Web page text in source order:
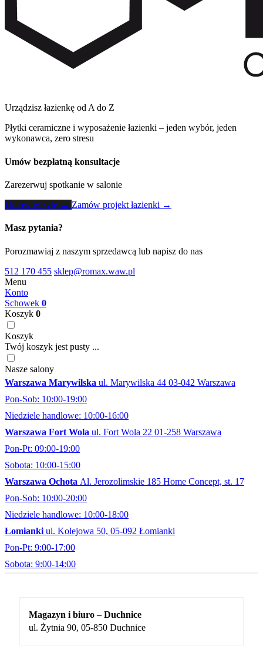
Urządzisz łazienkę od A do Z
Płytki ceramiczne i wyposażenie łazienki – jeden wybór, jeden
wykonawca, zero stresu
Umów bezpłatną konsultacje
Zarezerwuj spotkanie w salonie
Umów wizytę → Zamów projekt łazienki →
Masz pytania?
Porozmawiaj z naszym sprzedawcą lub napisz do nas
512 170 455 sklep@romax.waw.pl
Menu
Konto
Schowek 0
Koszyk 0
Koszyk
Twój koszyk jest pusty ...
Nasze salony
Warszawa Marywilska ul. Marywilska 44 03-042 Warszawa
Pon-Sob: 10:00-19:00
Niedziele handlowe: 10:00-16:00
Warszawa Fort Wola ul. Fort Wola 22 01-258 Warszawa
Pon-Pt: 09:00-19:00
Sobota: 10:00-15:00
Warszawa Ochota Al. Jerozolimskie 185 Home Concept, st. 17
Pon-Sob: 10:00-20:00
Niedziele handlowe: 10:00-18:00
Łomianki ul. Kolejowa 50, 05-092 Łomianki
Pon-Pt: 9:00-17:00
Sobota: 9:00-14:00
Magazyn i biuro – Duchnice
ul. Żytnia 90, 05-850 Duchnice